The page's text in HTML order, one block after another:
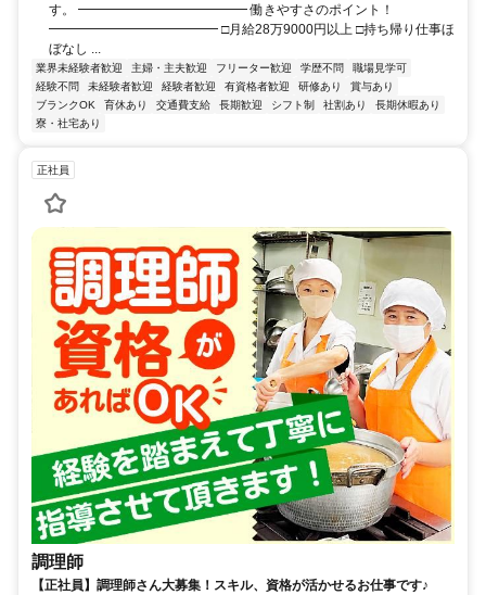
す。 ━━━━━━━━━━━━━ 働きやすさのポイント！
━━━━━━━━━━━━━ □月給28万9000円以上 □持ち帰り仕事ほ
ぼなし ...
業界未経験者歓迎 主婦・主夫歓迎 フリーター歓迎 学歴不問
職場見学可
経験不問
未経験者歓迎 経験者歓迎 有資格者歓迎 研修あり
賞与あり
ブランクOK
育休あり 交通費支給 長期歓迎 シフト制 社割あり
長期休暇あり
寮・社宅あり
正社員
調理師
【正社員】調理師さん大募集！スキル、資格が活かせるお仕事です♪